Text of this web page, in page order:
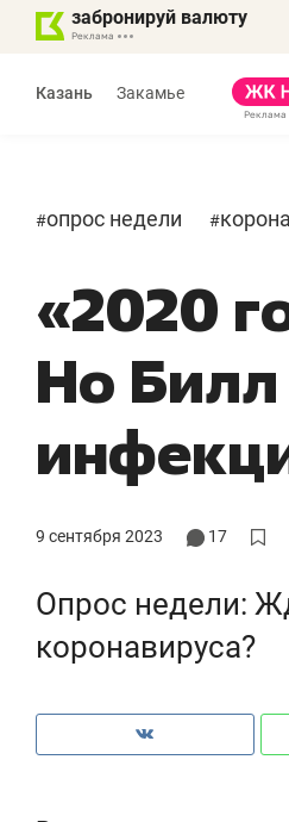
забронируй валюту
Казань Закамье
#опрос недели #
«2020
Но
9 сентября 2023 17
Опрос недели:
коронавируса?
«Не
Как